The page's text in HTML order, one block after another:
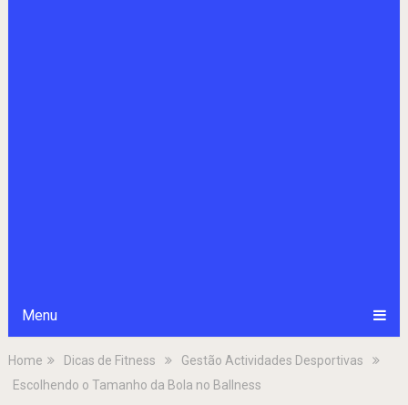
Menu
Home Dicas de Fitness
Gestão Actividades Desportivas
Escolhendo o Tamanho da Bola no Ballness